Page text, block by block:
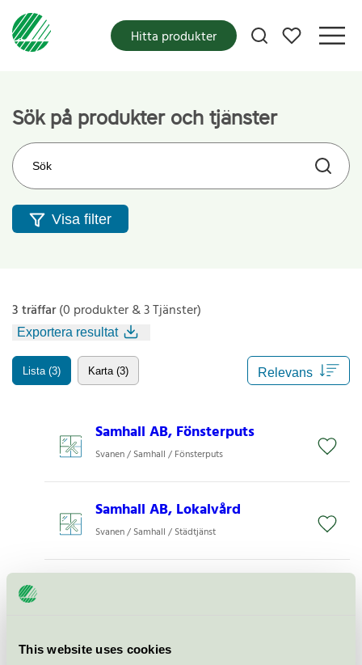
This website uses cookies
Mina favoriter
Hitta produkter
Sök på produkter och tjänster
Sök på webbplatsen
Visa filter
3 träffar(0 produkter & 3 Tjänster)
Exportera resultat
Lista (3) Karta (3)
Samhall AB, Fönsterputs
Svanen / Samhall / Fönsterputs
Samhall AB, Lokalvård
Svanen / Samhall / Städtjänst